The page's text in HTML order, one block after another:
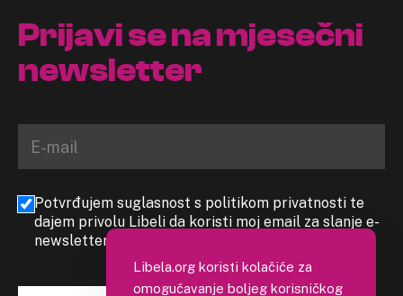
Prijavi se na mjesečni
newsletter
Potvrđujem suglasnost s politikom privatnosti te
dajem privolu Libeli da koristi moj email za slanje e-
newslettera
Libela.org koristi kolačiće za
omogućavanje boljeg korisničkog